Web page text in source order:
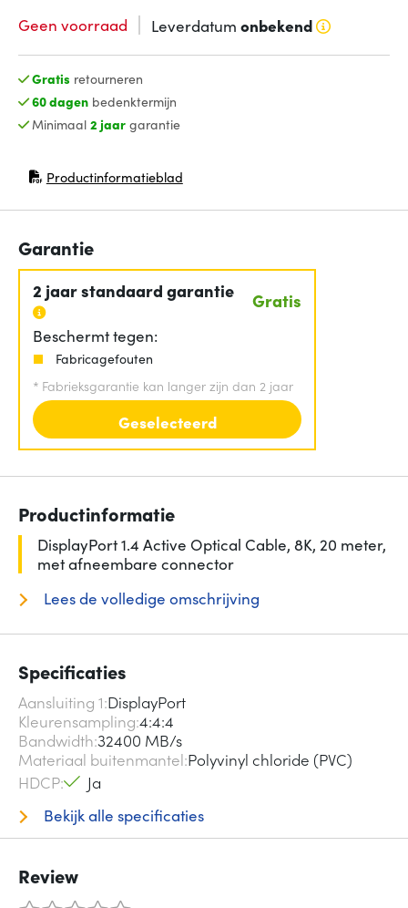
Geen voorraad Leverdatum onbekend
Gratis retourneren
60 dagenbedenktermijn
Minimaal 2 jaargarantie
Productinformatieblad
(opent in nieuw venster)
Garantie
2 jaar standaard garantie Gratis
Beschermt tegen:
Fabricagefouten
* Fabrieksgarantie kan langer zijn dan 2 jaar
Geselecteerd
Productinformatie
DisplayPort 1.4 Active Optical Cable, 8K, 20 meter,
met afneembare connector
Lees de volledige omschrijving
Specificaties
Aansluiting 1 DisplayPort
Kleurensampling 4:4:4
Bandwidth 32400 MB/s
Materiaal buitenmantel Polyvinyl chloride (PVC)
HDCP
Ja
Bekijk alle specificaties
Review